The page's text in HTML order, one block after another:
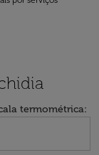
termométrica: